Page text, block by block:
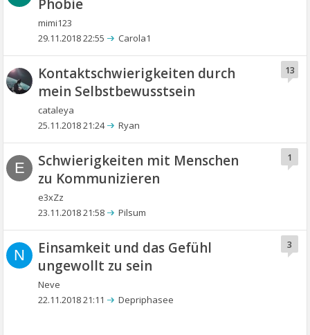
Phobie
mimi123
29.11.2018 22:55
Carola1
Kontaktschwierigkeiten durch
mein Selbstbewusstsein
cataleya
13
25.11.2018 21:24 Ryan
E
Schwierigkeiten mit Menschen
zu Kommunizieren
e3xZz
1
23.11.2018 21:58 Pilsum
N
Einsamkeit und das Gefühl
ungewollt zu sein
Neve
3
22.11.2018 21:11 Depriphasee